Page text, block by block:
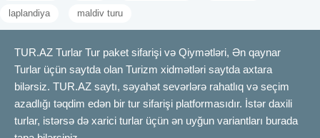
laplandiya maldiv turu
TUR.AZ Turlar Tur paket sifarişi və Qiymətləri, Ən qaynar
Turlar üçün saytda olan Turizm xidmətləri saytda axtara
bilərsiz. TUR.AZ saytı, səyahət sevərlərə rahatlıq və seçim
azadlığı təqdim edən bir tur sifarişi platformasıdır. İstər daxili
turlar, istərsə də xarici turlar üçün ən uyğun variantları burada